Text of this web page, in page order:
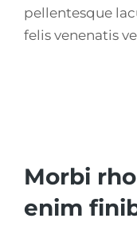
pellentesque
felis venenatis
Morbi
enim